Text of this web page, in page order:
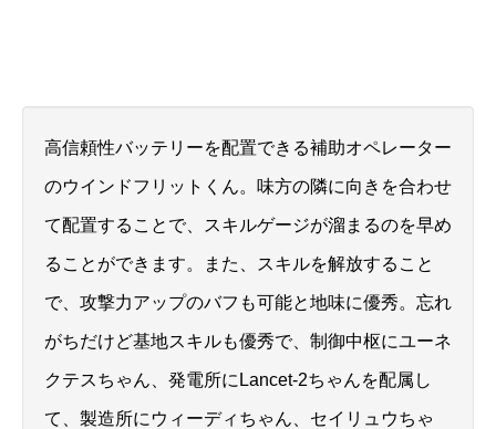
高信頼性バッテリーを配置できる補助オペレーター
のウインドフリットくん。味方の隣に向きを合わせ
て配置することで、スキルゲージが溜まるのを早め
ることができます。また、スキルを解放すること
で、攻撃力アップのバフも可能と地味に優秀。忘れ
がちだけど基地スキルも優秀で、制御中枢にユーネ
クテスちゃん、発電所にLancet-2ちゃんを配属し
て、製造所にウィーディちゃん、セイリュウちゃ